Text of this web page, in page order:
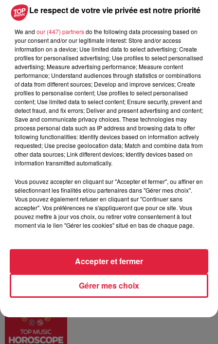
Dans la même série
Horoscope du mardi 11 aout 2026
Horoscope du mardi 11 aout 2026
Horoscope du lundi 10 août 2026
Horoscope du lundi 10 août 2026
Horoscope du dimanche 09 août
2026
Horoscope du samedi 08 août
2026
Le respect de votre vie privée est notre priorité
We and our (447) partnersdo the following data processing based on
your consent and/or our legitimate interest: Store and/or access
information on a device; Use limited data to select advertising; Create
profiles for personalised advertising; Use profiles to select personalised
advertising; Measure advertising performance; Measure content
performance; Understand audiences through statistics or combinations
of data from different sources; Develop and improve services; Create
profiles to personalise content; Use profiles to select personalised
content; Use limited data to select content; Ensure security, prevent and
detect fraud, and fix errors; Deliver and present advertising and content;
Save and communicate privacy choices. These technologies may
process personal data such as IP address and browsing data to offer
following functionalities: Identify devices based on information actively
requested; Use precise geolocation data; Match and combine data from
other data sources; Link different devices; Identify devices based on
information transmitted automatically.
Vous pouvez accepter en cliquant sur "Accepter et fermer", ou affiner en
sélectionnant les finalités et/ou partenaires dans "Gérer mes choix".
Vous pouvez également refuser en cliquant sur "Continuer sans
accepter". Vos préférences ne s'appliqueront que pour ce site. Vous
pouvez mettre à jour vos choix, ou retirer votre consentement à tout
moment via le lien "Gérer les cookies" situé en bas de chaque page.
Gérer mes choix
Accepter et fermer